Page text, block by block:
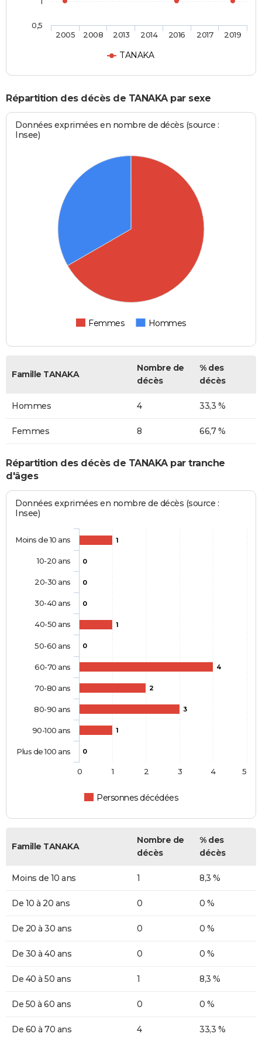
TANAKA
2005 2008 2013 2014 2016 2017 2019
0,5
Répartition des décès de TANAKA par sexe
Données exprimées en nombre de décès (source :
Insee)
Femmes Hommes
Famille TANAKA
Nombre de
décès
% des
décès
Hommes 4 33,3 %
Femmes 8 66,7 %
Répartition des décès de TANAKA par tranche
d'âges
Données exprimées en nombre de décès (source :
Insee)
1
0
0
0
1
0
4
2
3
1
0
Personnes décédées
Moins de 10 ans
10-20 ans
20-30 ans
30-40 ans
40-50 ans
50-60 ans
60-70 ans
70-80 ans
80-90 ans
90-100 ans
Plus de 100 ans
0 1 2 3 4 5
Famille TANAKA
Nombre de
décès
% des
décès
Moins de 10 ans 1 8,3 %
De 10 à 20 ans 0 0 %
De 20 à 30 ans 0 0 %
De 30 à 40 ans 0 0 %
De 40 à 50 ans 1 8,3 %
De 50 à 60 ans 0 0 %
De 60 à 70 ans 4 33,3 %